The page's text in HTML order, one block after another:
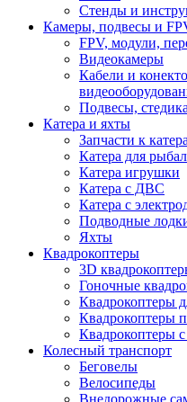
Стенды и
Камеры, подвесы и
FPV, модули,
Видеокамеры
Кабели и
Подвесы,
Катера и яхты
Запчасти к
Катера для
Катера игрушки
Катера с ДВС
Катера с
Подводные
Яхты
Квадрокоптеры
3D
Гоночные
Квадрокоптеры
Квадрокоптеры
Квадрокоптеры
Колесный транспорт
Беговелы
Велосипеды
Внедорожные